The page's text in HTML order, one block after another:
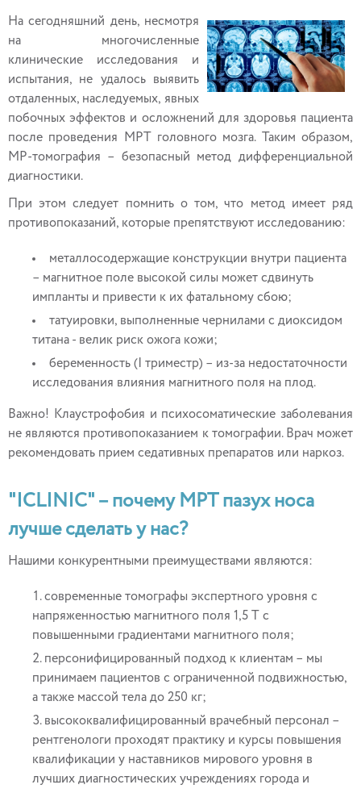
На сегодняшний день, несмотря
на многочисленные
клинические исследования и
испытания, не удалось выявить
отдаленных, наследуемых, явных
побочных эффектов и осложнений для здоровья пациента
после проведения МРТ головного мозга. Таким образом,
МР-томография – безопасный метод дифференциальной
диагностики.
При этом следует помнить о том, что метод имеет ряд
противопоказаний, которые препятствуют исследованию:
металлосодержащие конструкции внутри пациента
– магнитное поле высокой силы может сдвинуть
импланты и привести к их фатальному сбою;
татуировки, выполненные чернилами с диоксидом
титана - велик риск ожога кожи;
беременность (I триместр) – из-за недостаточности
исследования влияния магнитного поля на плод.
Важно! Клаустрофобия и психосоматические заболевания
не являются противопоказанием к томографии. Врач может
рекомендовать прием седативных препаратов или наркоз.
"ICLINIC" – почему МРТ пазух носа
лучше сделать у нас?
Нашими конкурентными преимуществами являются:
современные томографы экспертного уровня с
напряженностью магнитного поля 1,5 Т с
повышенными градиентами магнитного поля;
персонифицированный подход к клиентам – мы
принимаем пациентов с ограниченной подвижностью,
а также массой тела до 250 кг;
высококвалифицированный врачебный персонал –
рентгенологи проходят практику и курсы повышения
квалификации у наставников мирового уровня в
лучших диагностических учреждениях города и